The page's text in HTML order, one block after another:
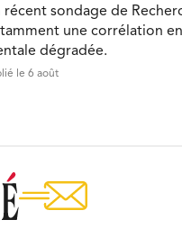
récent sondage de
une corrélation
dégradée.
le 6 août